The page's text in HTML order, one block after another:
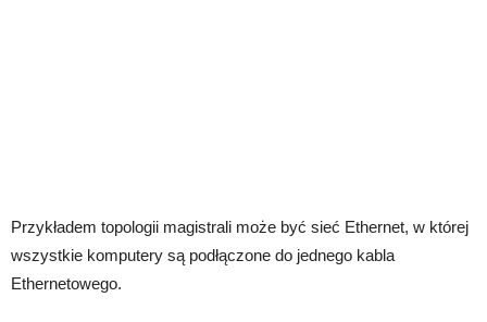
Przykładem topologii magistrali może być sieć Ethernet, w której
wszystkie komputery są podłączone do jednego kabla
Ethernetowego.